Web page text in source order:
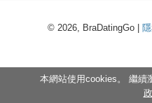
© 2026, BraDatingGo |
本網站使用cookies。 繼續